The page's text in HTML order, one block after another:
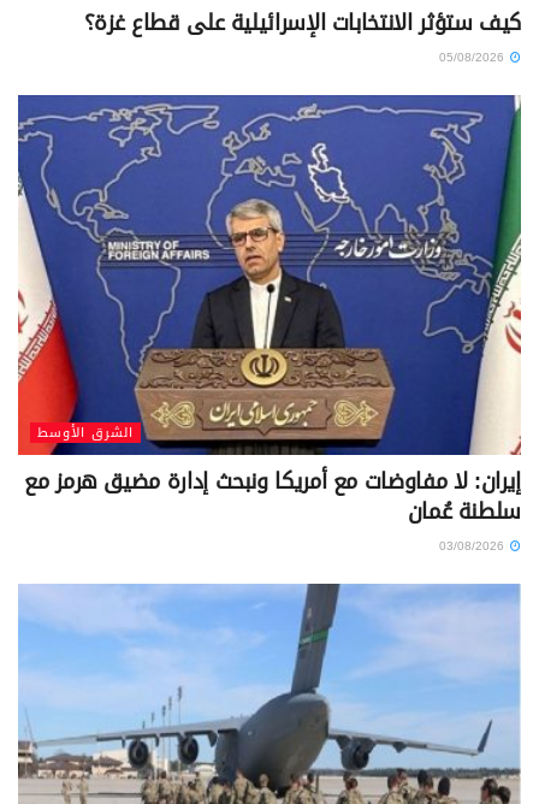
كيف ستؤثر الانتخابات الإسرائيلية على قطاع غزة؟
الشرق الأوسط
إيران: لا مفاوضات مع أمريكا ونبحث إدارة مضيق هرمز مع
سلطنة عُمان